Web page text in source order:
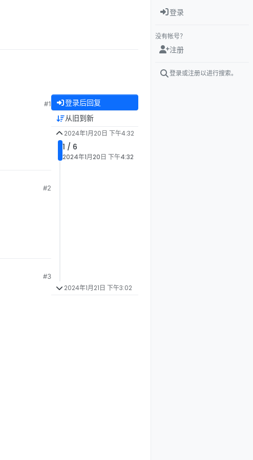
#1
#2
#3
登录后回复
从旧到新
2024年1月20日 下午4:32
1 / 6
2024年1月20日 下午4:32
2024年1月21日 下午3:02
登录
没有帐号？
注册
登录或注册以进行搜索。